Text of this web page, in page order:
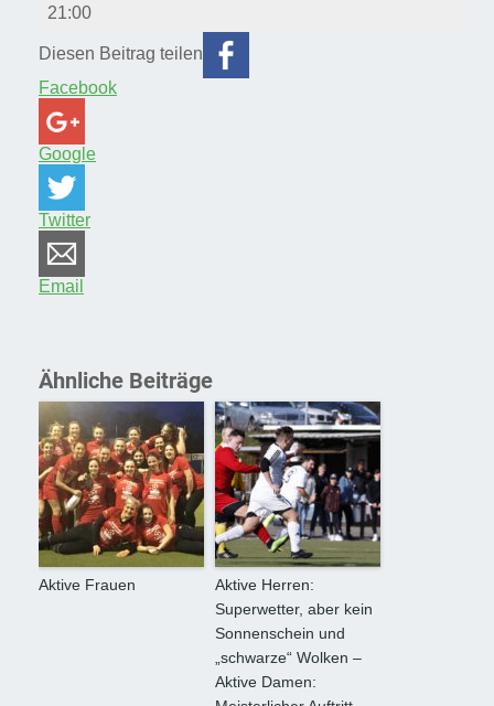
21:00
Diesen Beitrag teilen
Facebook
Google
Twitter
Email
Ähnliche Beiträge
Aktive Frauen
Aktive Herren:
Superwetter, aber kein
Sonnenschein und
„schwarze“ Wolken –
Aktive Damen: